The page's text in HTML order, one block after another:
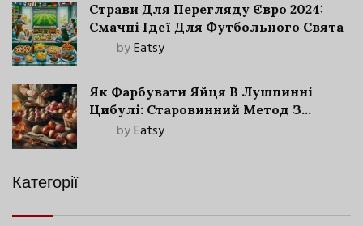
Страви Для Перегляду Євро 2024:
Смачні Ідеї Для Футбольного Свята
byEatsy
Як Фарбувати Яйця В Лушпинні
Цибулі: Старовинний Метод З
Сучасними Нюансами
byEatsy
Категорії